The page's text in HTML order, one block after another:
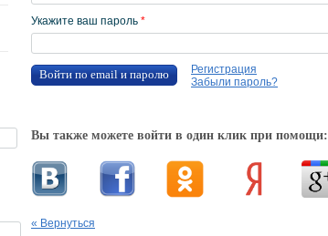
Укажите ваш пароль *
Войти по email и паролю
Регистрация
Забыли пароль?
Вы также можете войти в один клик при помощи:
« Вернуться